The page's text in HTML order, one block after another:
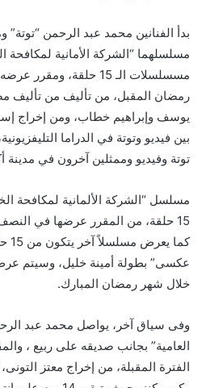
بدأ الفنانين محمد عبد الرحمن “توتة”
مسلسلهما “الشركة الأمانية لمكافحة
مسسلسلات الـ 15 حلقة،
رمضان المقبل، من تأليف من
يوسف وإبراهيم خطاب، ومن إخراج
بين فيديو وتوتة في الدراما
توتة وفيديو وممثلين آخرون في مدينة
مسلسل “الشركة الألمانية لمكافحة
15 حلقة، من المقرر عرضها في
عكسى” بطولة أمينة خليل، وسيتم
خلال شهر رمضان المبارك.
وفى سياق آخر، يواصل محمد عبد
العامية” بجانب صديقه على ربيع ،
الفترة المقبلة، من إخراج معتز